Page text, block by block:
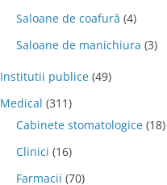
Saloane de coafură (4)
Saloane de manichiura (3)
Institutii publice (49)
Medical (311)
Cabinete stomatologice (18)
Clinici (16)
Farmacii (70)